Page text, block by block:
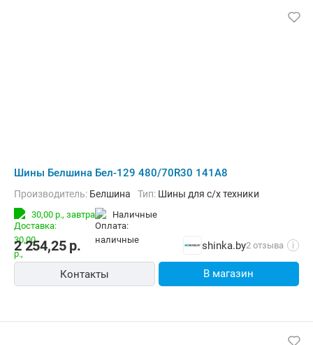
Шины Белшина Бел-129 480/70R30 141A8
Производитель: Белшина Тип: Шины для с/х техники
30,00 р., завтра наличные
2 254,25р. shinka.by2 отзыва i
Контакты В магазин